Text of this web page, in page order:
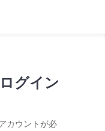
グイン
カウントが必